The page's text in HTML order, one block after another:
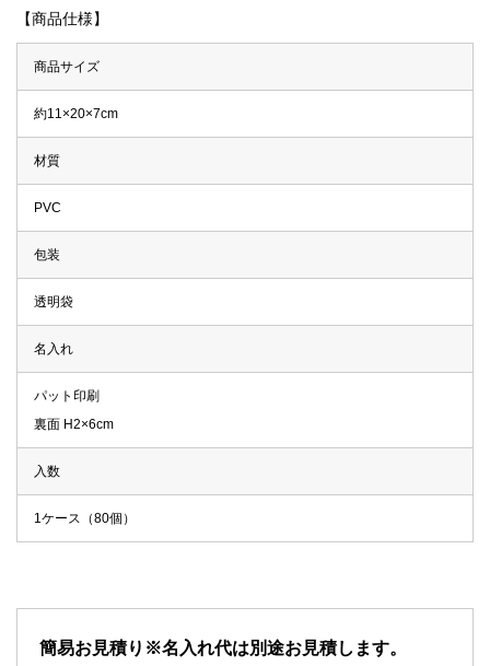
【商品仕様】
商品サイズ
約11×20×7cm
材質
PVC
包装
透明袋
名入れ
パット印刷
裏面 H2×6cm
入数
1ケース（80個）
簡易お見積り※名入れ代は別途お見積します。